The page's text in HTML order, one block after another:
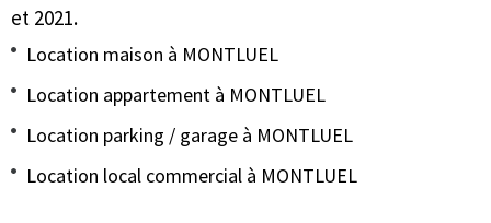
et 2021.
Location maison à MONTLUEL
Location appartement à MONTLUEL
Location parking / garage à MONTLUEL
Location local commercial à MONTLUEL